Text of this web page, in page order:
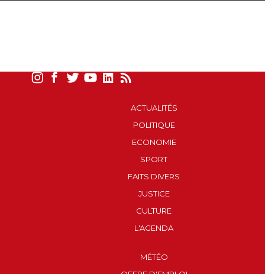
ACTUALITÉS
POLITIQUE
ECONOMIE
SPORT
FAITS DIVERS
JUSTICE
CULTURE
L'AGENDA
MÉTÉO